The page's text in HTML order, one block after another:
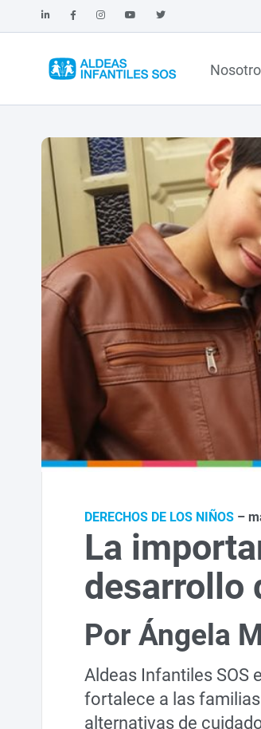
DERECHOS DE LOS NIÑOS –
La
desarrollo
Por Ángela
Aldeas Infantiles SOS
fortalece a las
alternativas de